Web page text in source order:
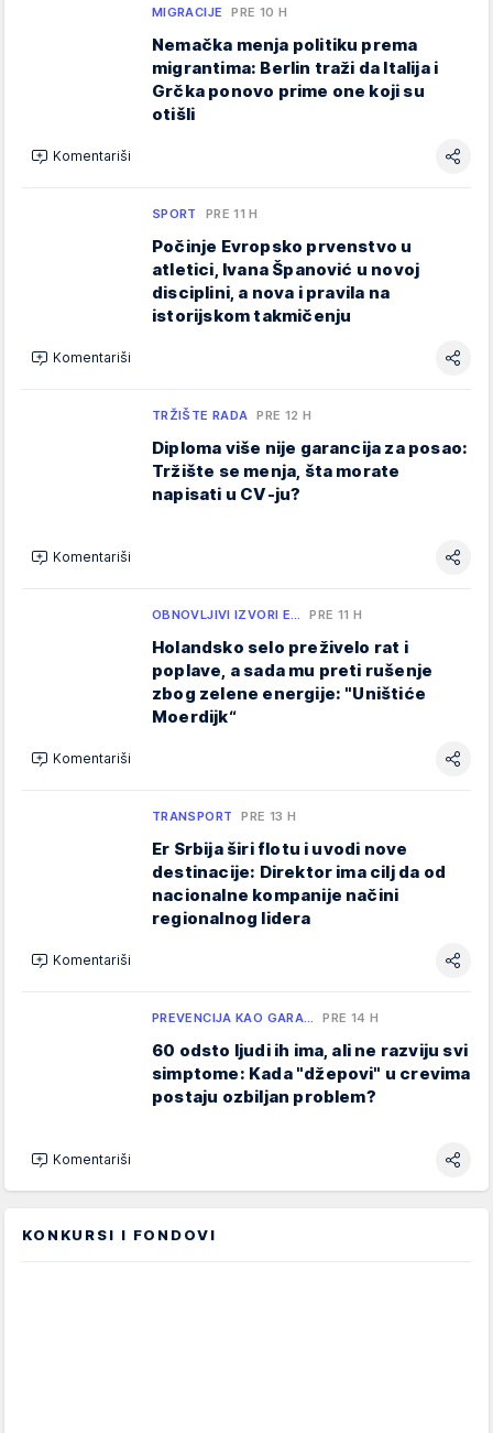
MIGRACIJE PRE 10 H
Nemačka menja politiku prema
migrantima: Berlin traži da Italija i
Grčka ponovo prime one koji su
otišli
Komentariši
SPORT PRE 11 H
Počinje Evropsko prvenstvo u
atletici, Ivana Španović u novoj
disciplini, a nova i pravila na
istorijskom takmičenju
Komentariši
TRŽIŠTE RADA PRE 12 H
Diploma više nije garancija za posao:
Tržište se menja, šta morate
napisati u CV-ju?
Komentariši
OBNOVLJIVI IZVORI E… PRE 11 H
Holandsko selo preživelo rat i
poplave, a sada mu preti rušenje
zbog zelene energije: "Uništiće
Moerdijk“
Komentariši
TRANSPORT PRE 13 H
Er Srbija širi flotu i uvodi nove
destinacije: Direktor ima cilj da od
nacionalne kompanije načini
regionalnog lidera
Komentariši
PREVENCIJA KAO GARA… PRE 14 H
60 odsto ljudi ih ima, ali ne razviju svi
simptome: Kada "džepovi" u crevima
postaju ozbiljan problem?
Komentariši
KONKURSI I FONDOVI